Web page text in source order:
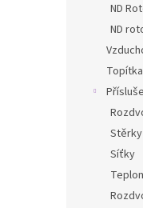
ND
ND
Topítka
Stěrky
Síťky